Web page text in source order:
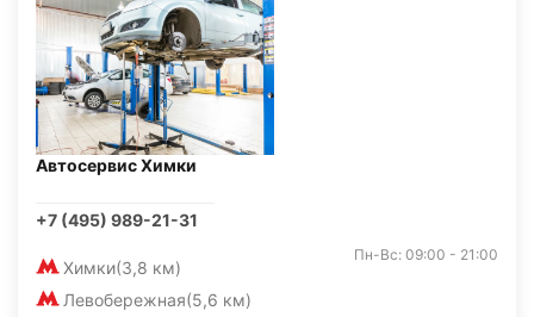
Автосервис Химки
+7 (495) 989-21-31
Химки(3,8 км)
Левобережная(5,6 км)
Пн-Вс: 09:00 - 21:00